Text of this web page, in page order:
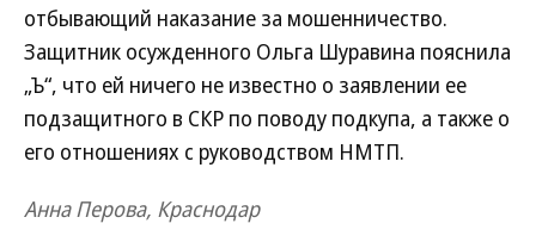
отбывающий наказание за мошенничество.
Защитник осужденного Ольга Шуравина пояснила
„Ъ“, что ей ничего не известно о заявлении ее
подзащитного в СКР по поводу подкупа, а также о
его отношениях с руководством НМТП.
Анна Перова, Краснодар